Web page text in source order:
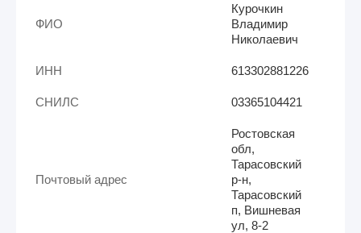
ФИО
Курочкин
Владимир
Николаевич
ИНН 613302881226
СНИЛС 03365104421
Почтовый адрес
Ростовская
обл,
Тарасовский
р-н,
Тарасовский
п, Вишневая
ул, 8-2